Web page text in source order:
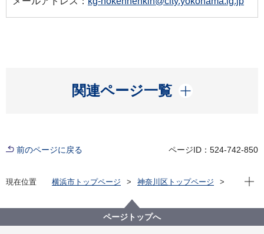
関連ページ一覧
開く
前のページに戻る ページID：524-742-850
現在位置 横浜市トップページ
神奈川区トップページ
保険年金課のご案内
現在
ページトップへ